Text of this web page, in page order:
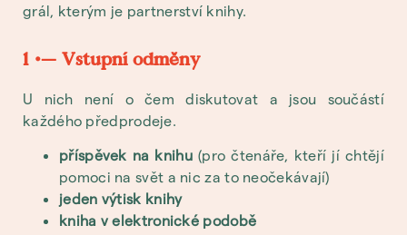
grál, kterým je partnerství knihy.
1 •— Vstupní odměny
U nich není o čem diskutovat a jsou součástí
každého předprodeje.
příspěvek na knihu (pro čtenáře, kteří jí chtějí
pomoci na svět a nic za to neočekávají)
jeden výtisk knihy
kniha v elektronické podobě